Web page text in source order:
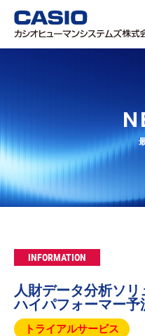
INFORMATION
人財データ分析ソリ
ハイパフォーマー予
トライアルサービス